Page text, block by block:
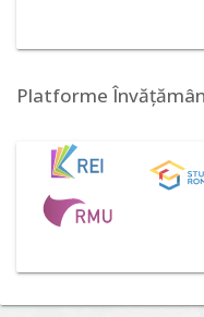
Platforme